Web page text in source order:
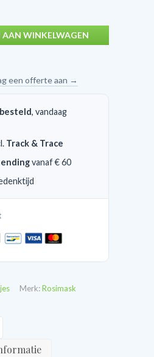
AAN WINKELWAGEN
een offerte aan →
, vandaag
Track & Trace
vanaf € 60
Merk:Rosimask